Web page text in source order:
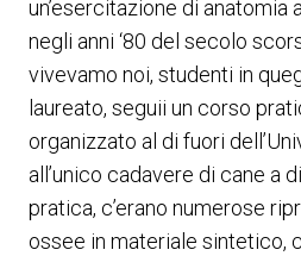
un’esercitazione di anatomia
negli anni ‘80 del secolo
vivevamo noi, studenti in
laureato, seguii un corso
organizzato al di fuori
all’unico cadavere di cane a
pratica, c’erano numerose
ossee in materiale sintetico,